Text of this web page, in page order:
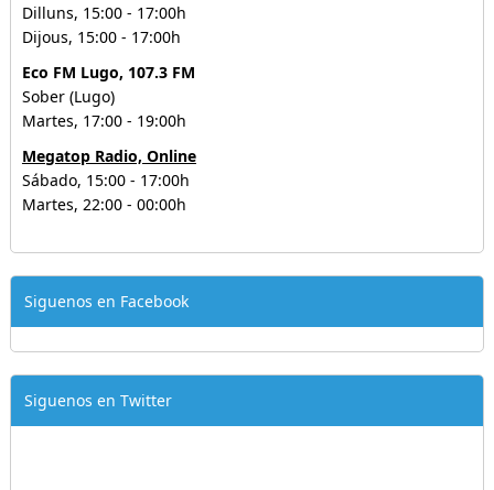
Dilluns, 15:00 - 17:00h
Dijous, 15:00 - 17:00h
Eco FM Lugo, 107.3 FM
Sober (Lugo)
Martes, 17:00 - 19:00h
Megatop Radio, Online
Sábado, 15:00 - 17:00h
Martes, 22:00 - 00:00h
Siguenos en Facebook
Siguenos en Twitter